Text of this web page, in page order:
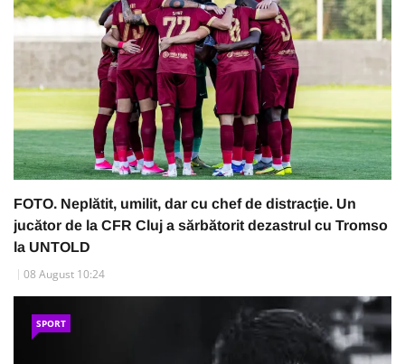
FOTO. Neplătit, umilit, dar cu chef de distracţie. Un
jucător de la CFR Cluj a sărbătorit dezastrul cu Tromso
la UNTOLD
08 August 10:24
SPORT